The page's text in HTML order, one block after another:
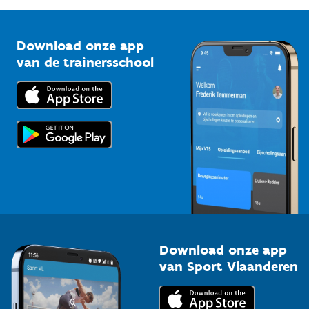
Bedrijven
Trainers en begeleiders
Topsporters
Vlaamse Trainersschool
Kennisplatform
Downloads
Voor de pers
Download onze app
van de trainersschool
Download onze app
van Sport Vlaanderen